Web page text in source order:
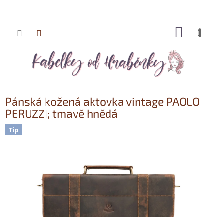
Přejít
Pánská kožená aktovka vintage PAOLO
PERUZZI; tmavě hnědá
Tip